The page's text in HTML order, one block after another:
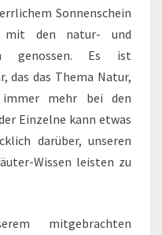
Sonnenschein
mit den natur- und
genossen. Es ist
das das Thema Natur,
mehr bei den
Einzelne kann etwas
darüber, unseren
Wissen leisten zu
mitgebrachten